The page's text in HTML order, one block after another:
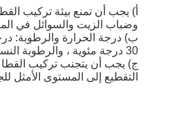
أ) يجب أن تمنع بيئة تركيب
وضباب الزيت والسوائل في
30 درجة مئوية ، والرطوبة النسبية أقل من 80٪ ، وضمان ظروف جيدة لتبديد الحرارة.
ج) يجب أن يتجنب تركيب
التقطيع إلى المستوى الأمثل